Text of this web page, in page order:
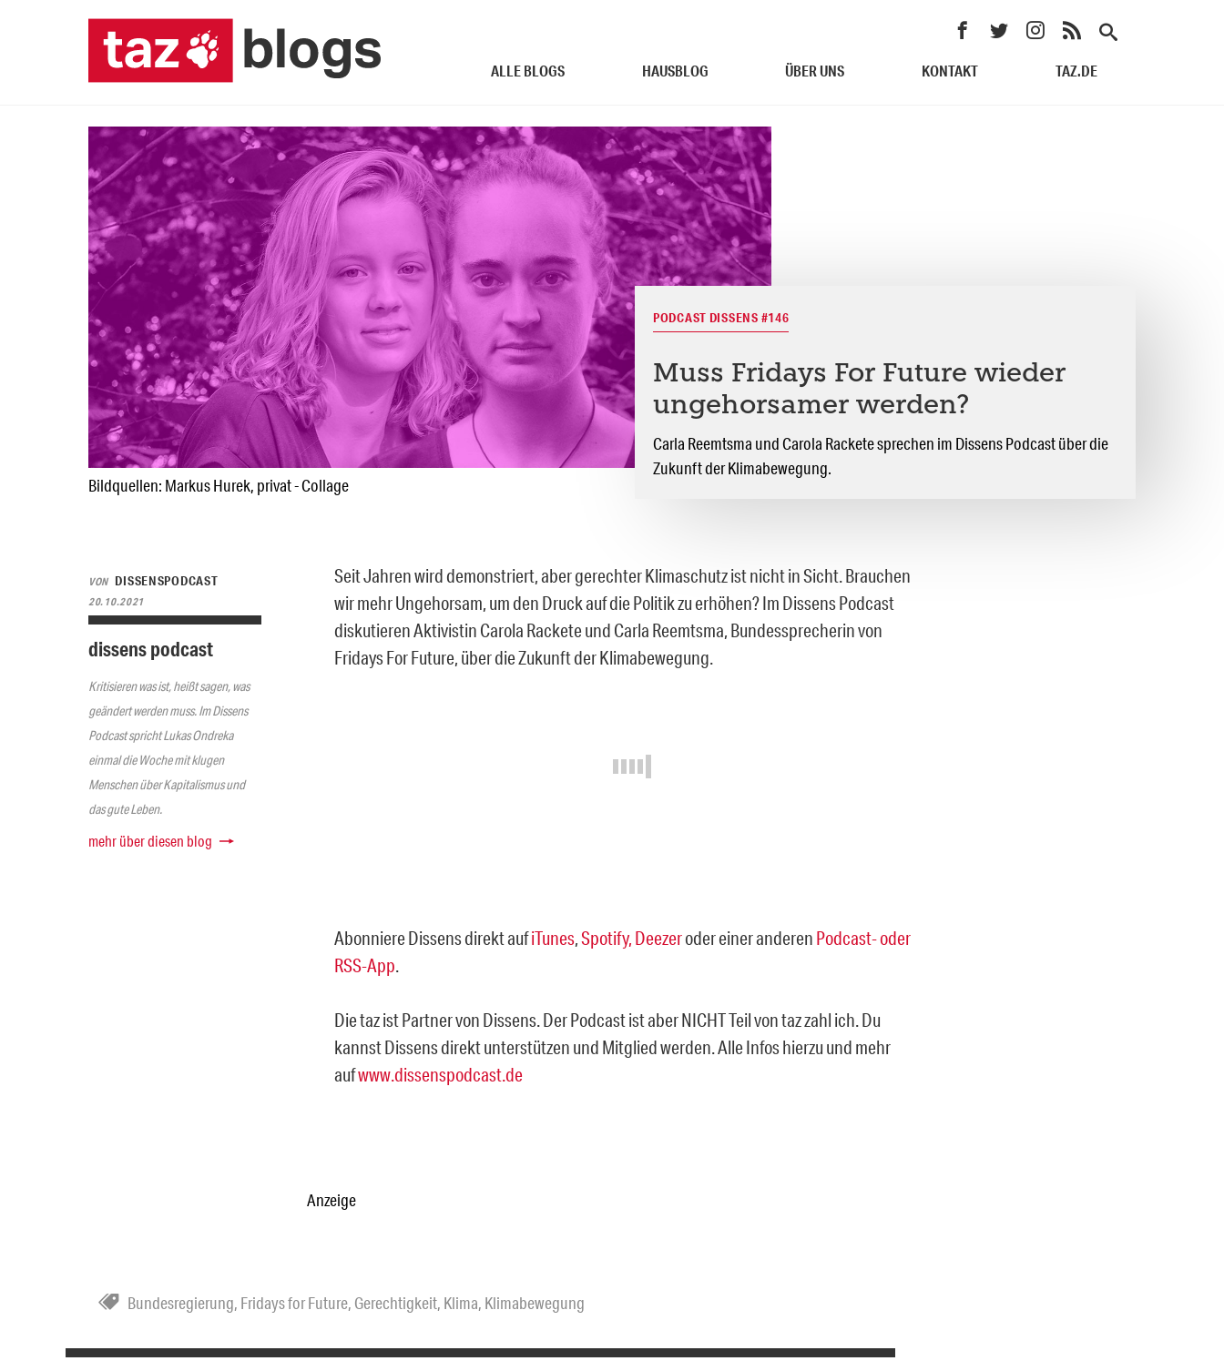
ALLE BLOGS HAUSBLOG ÜBER UNS KONTAKT TAZ.DE
Bildquellen: Markus Hurek, privat - Collage
PODCAST DISSENS #146
Muss Fridays For Future wieder
ungehorsamer werden?
Carla Reemtsma und Carola Rackete sprechen im Dissens Podcast über die
Zukunft der Klimabewegung.
VON DISSENSPODCAST
20.10.2021
dissens podcast
Kritisieren was ist, heißt sagen, was
geändert werden muss. Im Dissens
Podcast spricht Lukas Ondreka
einmal die Woche mit klugen
Menschen über Kapitalismus und
das gute Leben.
mehr über diesen blog
Seit Jahren wird demonstriert, aber gerechter Klimaschutz ist nicht in Sicht. Brauchen
wir mehr Ungehorsam, um den Druck auf die Politik zu erhöhen? Im Dissens Podcast
diskutieren Aktivistin Carola Rackete und Carla Reemtsma, Bundessprecherin von
Fridays For Future, über die Zukunft der Klimabewegung.
Abonniere Dissens direkt aufiTunes,Spotify, Deezeroder einer anderen Podcast- oder
RSS-App.
Die taz ist Partner von Dissens. Der Podcast ist aber NICHT Teil von taz zahl ich. Du
kannst Dissens direkt unterstützen und Mitglied werden. Alle Infos hierzu und mehr
aufwww.dissenspodcast.de
Anzeige
Bundesregierung, Fridays for Future, Gerechtigkeit, Klima, Klimabewegung